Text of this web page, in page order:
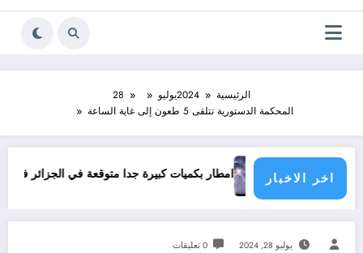
الرئيسية 2024يوليو
28
المحكمة الدستورية تتلقى 5 طعون إلى غاية الساعة
اخر الاخبارامطار بكميات كبيرة جدا متوقعة في الجزائر في شهري سبتمبر و
يوليو 28, 2024 0 تعليقات